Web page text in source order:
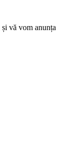
vă vom anunța